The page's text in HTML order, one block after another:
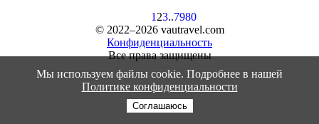
1 23..7980
© 2022–2026 vautravel.com
Конфиденциальность
Все права защищены
Мы используем файлы cookie. Подробнее в нашей
Политике конфиденциальности
Соглашаюсь